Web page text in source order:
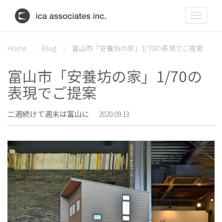
Toggle
Home Blog 富山市「安養坊の家」1/70の表現でご提案
富山市「安養坊の家」1/70の
表現でご提案
二週続けて週末は富山に 2020.09.13